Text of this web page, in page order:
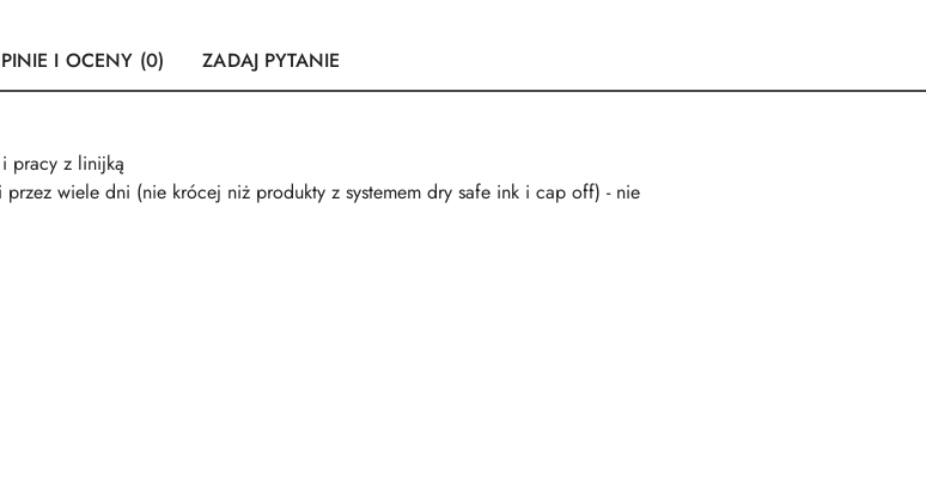
I OCENY (0) ZADAJ PYTANIE
pracy z linijką
wiele dni (nie krócej niż produkty z systemem dry safe ink i cap off) - nie